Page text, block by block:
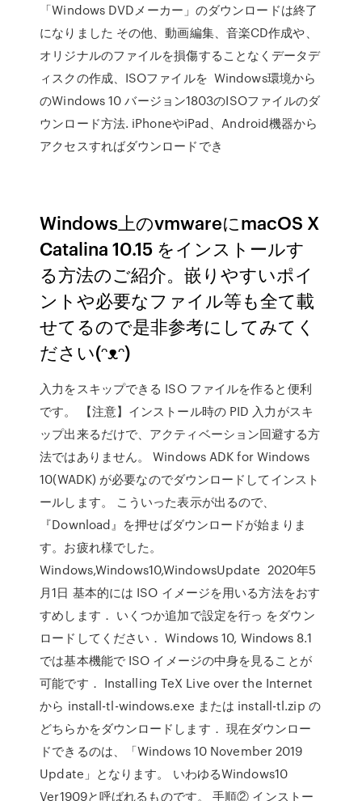
「Windows DVDメーカー」のダウンロードは終了
になりました その他、動画編集、音楽CD作成や、
オリジナルのファイルを損傷することなくデータデ
ィスクの作成、ISOファイルを Windows環境から
のWindows 10 バージョン1803のISOファイルのダ
ウンロード方法. iPhoneやiPad、Android機器から
アクセスすればダウンロードでき
Windows上のvmwareにmacOS X
Catalina 10.15 をインストールす
る方法のご紹介。嵌りやすいポイ
ントや必要なファイル等も全て載
せてるので是非参考にしてみてく
ださい(ᵔᴥᵔ)
入力をスキップできる ISO ファイルを作ると便利
です。 【注意】インストール時の PID 入力がスキ
ップ出来るだけで、アクティベーション回避する方
法ではありません。 Windows ADK for Windows
10(WADK) が必要なのでダウンロードしてインスト
ールします。 こういった表示が出るので、
『Download』を押せばダウンロードが始まりま
す。お疲れ様でした。
Windows,Windows10,WindowsUpdate 2020年5
月1日 基本的には ISO イメージを用いる方法をおす
すめします． いくつか追加で設定を行っ をダウン
ロードしてください． Windows 10, Windows 8.1
では基本機能で ISO イメージの中身を見ることが
可能です． Installing TeX Live over the Internet
から install-tl-windows.exe または install-tl.zip の
どちらかをダウンロードします． 現在ダウンロー
ドできるのは、「Windows 10 November 2019
Update」となります。 いわゆるWindows10
Ver1909と呼ばれるものです。 手順② インストー